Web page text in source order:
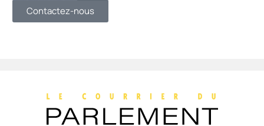
Contactez-nous